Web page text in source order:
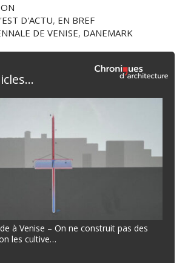
D'ACTU, EN BREF
DE VENISE, DANEMARK
à Venise – On ne construit pas des
les cultive…